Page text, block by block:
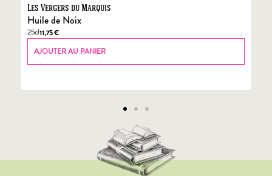
Les Vergers du Marquis
Huile de Noix
25cl11,75€
AJOUTER AU PANIER